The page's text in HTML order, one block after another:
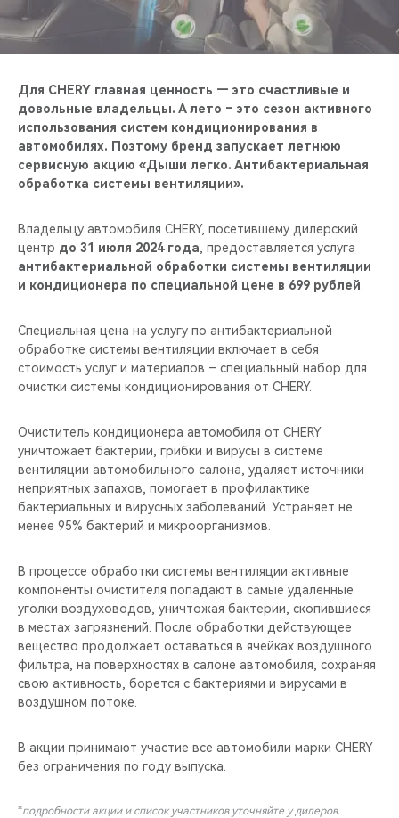
НАШИ МЕРОПРИЯТИЯ
ВИДЕООБЗОРЫ
CHERY ДЛЯ ДЕТЕЙ
Для CHERY главная ценность — это счастливые и
довольные владельцы. А лето – это сезон активного
использования систем кондиционирования в
автомобилях. Поэтому бренд запускает летнюю
сервисную акцию «Дыши легко. Антибактериальная
обработка системы вентиляции».
Владельцу автомобиля CHERY, посетившему дилерский
центр до 31 июля 2024 года , предоставляется услуга
антибактериальной обработки системы вентиляции
и кондиционера по специальной цене в 699 рублей
Специальная цена на услугу по антибактериальной
обработке системы вентиляции включает в себя
стоимость услуг и материалов – специальный набор для
очистки системы кондиционирования от CHERY.
Очиститель кондиционера автомобиля от CHERY
уничтожает бактерии, грибки и вирусы в системе
вентиляции автомобильного салона, удаляет источники
неприятных запахов, помогает в профилактике
бактериальных и вирусных заболеваний. Устраняет не
менее 95% бактерий и микроорганизмов.
В процессе обработки системы вентиляции активные
компоненты очистителя попадают в самые удаленные
уголки воздуховодов, уничтожая бактерии, скопившиеся
в местах загрязнений. После обработки действующее
вещество продолжает оставаться в ячейках воздушного
фильтра, на поверхностях в салоне автомобиля, сохраняя
свою активность, борется с бактериями и вирусами в
воздушном потоке.
В акции принимают участие все автомобили марки CHERY
без ограничения по году выпуска.
*подробности акции и список участников уточняйте у дилеров.